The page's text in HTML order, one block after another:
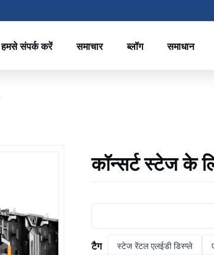
हमसे संपर्क करें समाचार ब्लॉग समाधान
कॉन्सर्ट स्टेज के
टैग स्टेज रेंटल एलईडी डिस्प्ले